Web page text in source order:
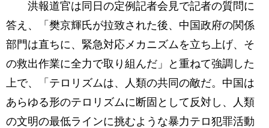
洪報道官は同日の定例記者会見で記者の質問に
答え、「樊京輝氏が拉致された後、中国政府の関係
部門は直ちに、緊急対応メカニズムを立ち上げ、そ
の救出作業に全力で取り組んだ」と重ねて強調した
上で、「テロリズムは、人類の共同の敵だ。中国は
あらゆる形のテロリズムに断固として反対し、人類
の文明の最低ラインに挑むような暴力テロ犯罪活動